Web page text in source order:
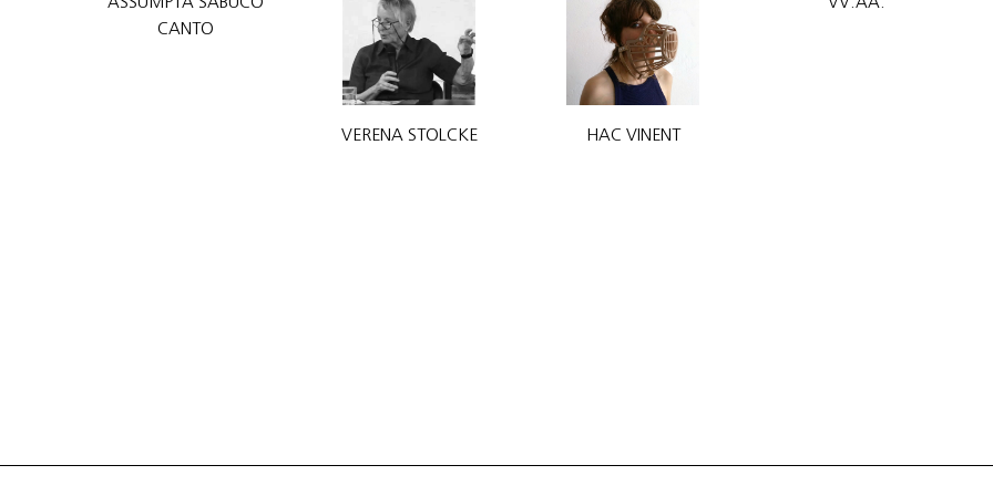
CANTO
VERENA STOLCKE HAC VINENT